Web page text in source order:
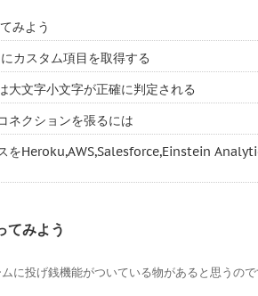
みよう
カスタム項目を取得する
大文字小文字が正確に判定される
ネクションを張るには
をHeroku,AWS,Salesforce,Einstein
てみよう
に投げ銭機能がついている物があると思うの